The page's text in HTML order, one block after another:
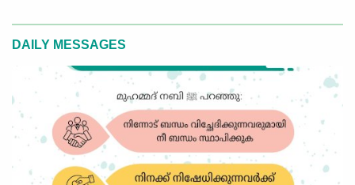
DAILY MESSAGES